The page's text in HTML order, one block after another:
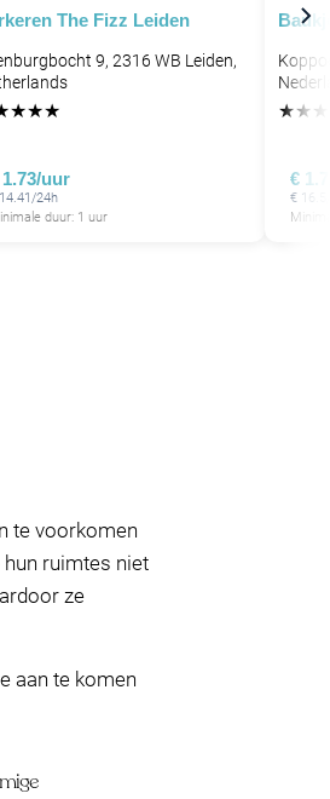
The Fizz Leiden
9, 2316 WB Leiden,
★★★
uur
24h
duur: 1 uur
★★ ★
€
€
te voorkomen
ruimtes niet
ze
aan te komen